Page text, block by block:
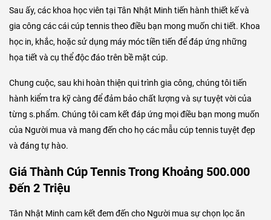
Sau ấy, các khoa học viên tại Tân Nhật Minh tiến hành thiết kế và
gia công các cái cúp tennis theo điều bạn mong muốn chi tiết. Khoa
học in, khắc, hoặc sử dụng máy móc tiền tiến để đáp ứng những
họa tiết và cụ thể độc đáo trên bề mặt cúp.
Chung cuộc, sau khi hoàn thiện qui trình gia công, chúng tôi tiến
hành kiểm tra kỹ càng để đảm bảo chất lượng và sự tuyệt vời của
từng s.phẩm. Chúng tôi cam kết đáp ứng mọi điều bạn mong muốn
của Người mua và mang đến cho họ các mẫu cúp tennis tuyệt đẹp
và đáng tự hào.
Giá Thành Cúp Tennis Trong Khoảng 500.000
Đến 2 Triệu
Tân Nhật Minh cam kết đem đến cho Người mua sự chọn lọc ăn